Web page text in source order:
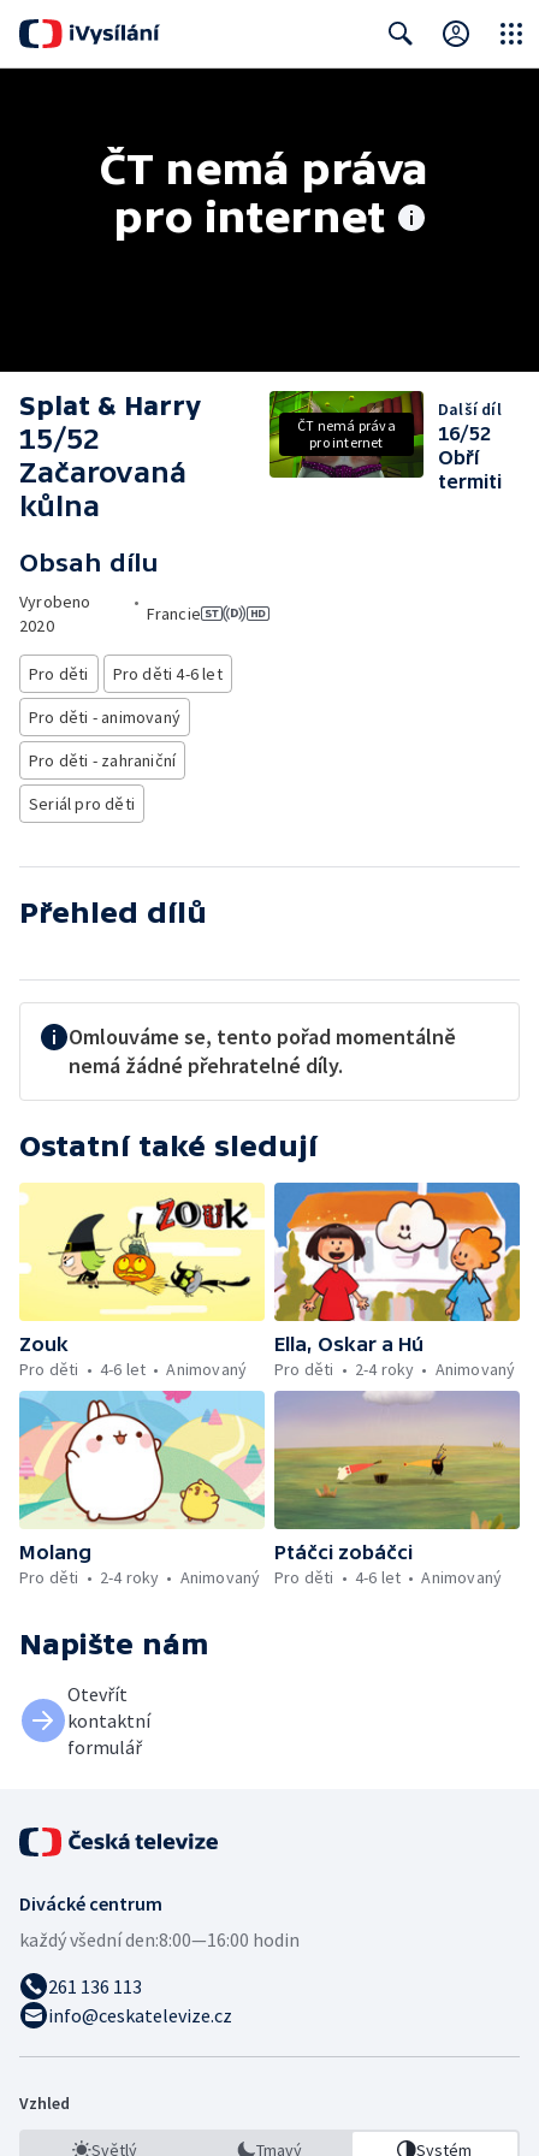
ČT nemá práva
pro internet
Splat & Harry
15/52
Začarovaná
kůlna
Obsah dílu
Vyrobeno
2020
•
Francie
Pro děti
Pro děti 4-6 let
Pro děti - animovaný
Pro děti - zahraniční
Seriál pro děti
ČT nemá práva
pro internet
Další díl
16/52
Obří
termiti
Přehled dílů
Omlouváme se, tento pořad momentálně
nemá žádné přehratelné díly.
Ostatní také sledují
Zouk
Pro děti
4-6 let Animovaný
Ella, Oskar a Hú
Pro děti
2-4 roky Animovaný
Molang
Pro děti
2-4 roky Animovaný
Ptáčci zobáčci
Pro děti
4-6 let Animovaný
Napište nám
Otevřít
kontaktní
formulář
Divácké centrum
každý všední den:8:00—16:00 hodin
261 136 113
info@ceskatelevize.cz
Vzhled
Světlý Tmavý Systém